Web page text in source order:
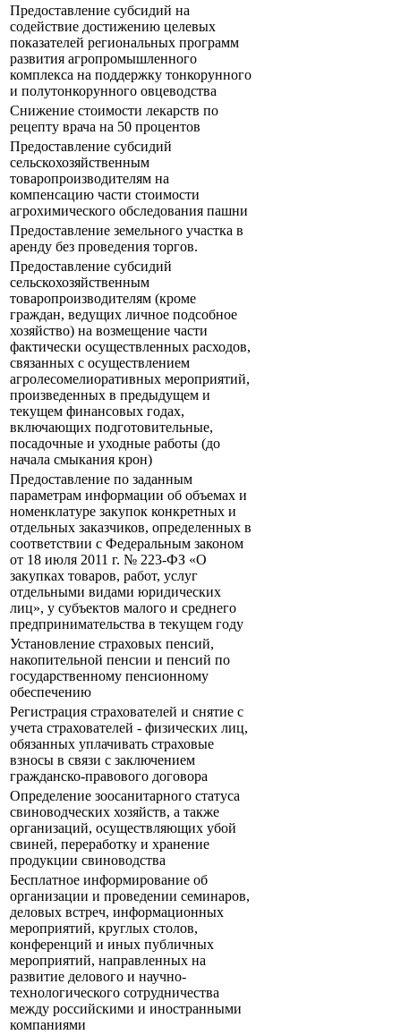
Предоставление субсидий на
содействие достижению целевых
показателей региональных программ
развития агропромышленного
комплекса на поддержку тонкорунного
и полутонкорунного овцеводства
Снижение стоимости лекарств по
рецепту врача на 50 процентов
Предоставление субсидий
сельскохозяйственным
товаропроизводителям на
компенсацию части стоимости
агрохимического обследования пашни
Предоставление земельного участка в
аренду без проведения торгов.
Предоставление субсидий
сельскохозяйственным
товаропроизводителям (кроме
граждан, ведущих личное подсобное
хозяйство) на возмещение части
фактически осуществленных расходов,
связанных с осуществлением
агролесомелиоративных мероприятий,
произведенных в предыдущем и
текущем финансовых годах,
включающих подготовительные,
посадочные и уходные работы (до
начала смыкания крон)
Предоставление по заданным
параметрам информации об объемах и
номенклатуре закупок конкретных и
отдельных заказчиков, определенных в
соответствии с Федеральным законом
от 18 июля 2011 г. № 223-ФЗ «О
закупках товаров, работ, услуг
отдельными видами юридических
лиц», у субъектов малого и среднего
предпринимательства в текущем году
Установление страховых пенсий,
накопительной пенсии и пенсий по
государственному пенсионному
обеспечению
Регистрация страхователей и снятие с
учета страхователей - физических лиц,
обязанных уплачивать страховые
взносы в связи с заключением
гражданско-правового договора
Определение зоосанитарного статуса
свиноводческих хозяйств, а также
организаций, осуществляющих убой
свиней, переработку и хранение
продукции свиноводства
Бесплатное информирование об
организации и проведении семинаров,
деловых встреч, информационных
мероприятий, круглых столов,
конференций и иных публичных
мероприятий, направленных на
развитие делового и научно-
технологического сотрудничества
между российскими и иностранными
компаниями